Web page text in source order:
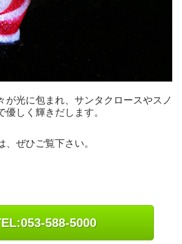
光に包まれ、サンタクロースやスノ
優しく輝きだします。
、ぜひご覧下さい。
588-5000